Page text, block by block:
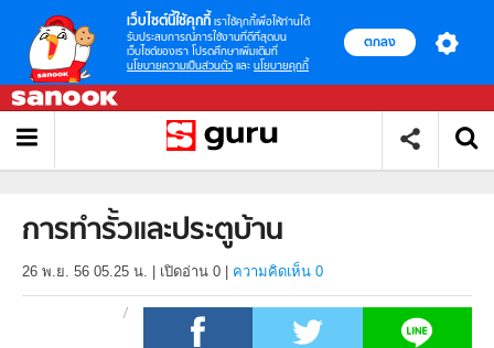
เว็บไซต์นี้ใช้คุกกี้ เราใช้คุกกี้เพื่อให้ท่านได้
รับประสบการณ์การใช้งานที่ดีที่สุดบน
เว็บไซต์ของเรา โปรดศึกษาเพิ่มเติมที่
นโยบายความเป็นส่วนตัว และ นโยบายคุกกี้
ตกลง
การทำรั้วและประตูบ้าน
26 พ.ย. 56 05.25 น. เปิดอ่าน 0 ความคิดเห็น 0